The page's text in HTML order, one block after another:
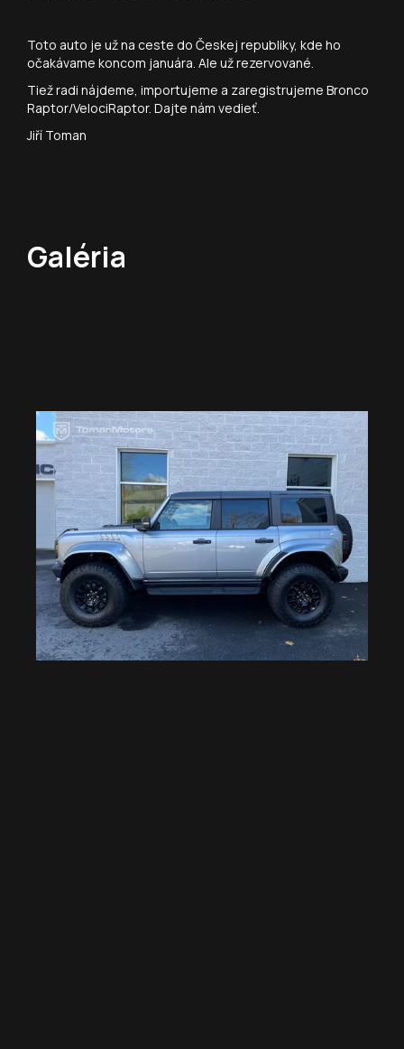
Toto auto je už na ceste do Českej republiky, kde ho
očakávame koncom januára. Ale už rezervované.
Tiež radi nájdeme, importujeme a zaregistrujeme Bronco
Raptor/VelociRaptor. Dajte nám vedieť.
Jiří Toman
Galéria